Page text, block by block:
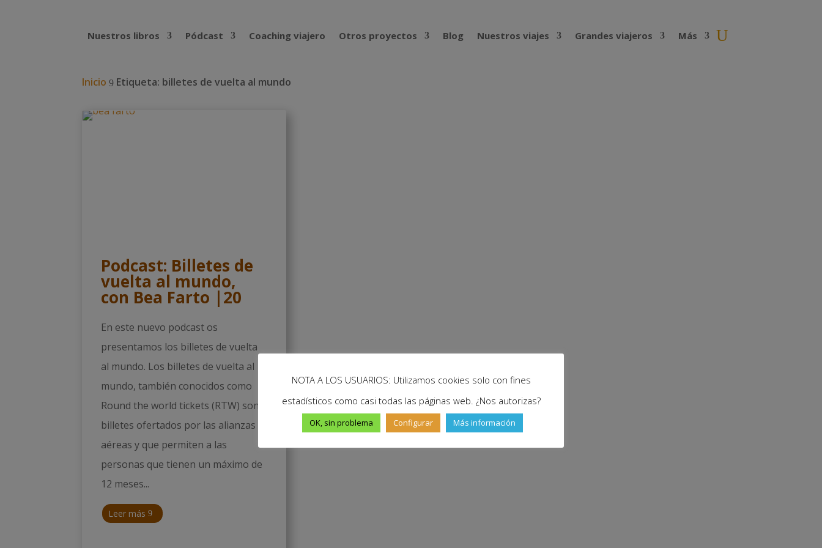
Nuestros libros Pódcast Coaching viajero Otros proyectos Blog Nuestros viajes Grandes viajeros Más
Inicio 9 Etiqueta: billetes de vuelta al mundo
Podcast: Billetes de
vuelta al mundo,
con Bea Farto |20
En este nuevo podcast os
presentamos los billetes de vuelta
al mundo. Los billetes de vuelta al
mundo, también conocidos como
Round the world tickets (RTW) son
billetes ofertados por las alianzas
aéreas y que permiten a las
personas que tienen un máximo de
12 meses...
Leer más
NOTA A LOS USUARIOS: Utilizamos cookies solo con fines
estadísticos como casi todas las páginas web. ¿Nos autorizas?
OK, sin problema Configurar Más información